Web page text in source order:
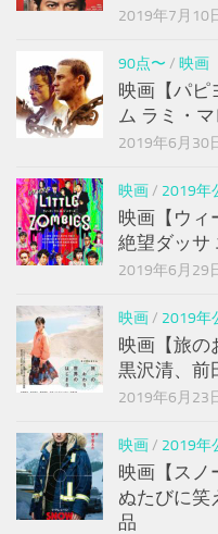
2019年7月10
90点〜 / 映画
映画【パピ
ム ラミ・
2019年6月30
映画/ 2019年
映画【ウィ
絶望ダッサ
2019年6月29
映画/ 2019年
映画【旅の
黒沢清、前
2019年6月23
映画/ 2019年
映画【スノ
ぬたびに笑
品